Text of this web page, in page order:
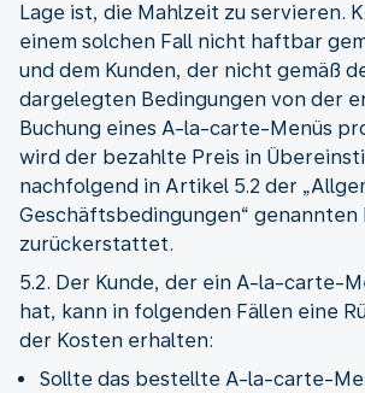
Lage ist, die Mahlzeit zu servieren.
einem solchen Fall nicht haftbar
und dem Kunden, der nicht gemäß
dargelegten Bedingungen von der
Buchung eines A-la-carte-Menüs
wird der bezahlte Preis in
nachfolgend in Artikel 5.2 der
Geschäftsbedingungen“ genannten
zurückerstattet.
5.2. Der Kunde, der ein A-la-carte-
hat, kann in folgenden Fällen eine
der Kosten erhalten:
Sollte das bestellte A-la-carte-